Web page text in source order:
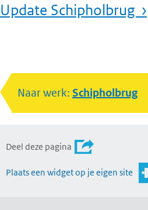
Update Schipholbrug ›
Naar werk: Schipholbrug
Deel deze pagina
Plaats een widget op je eigen site